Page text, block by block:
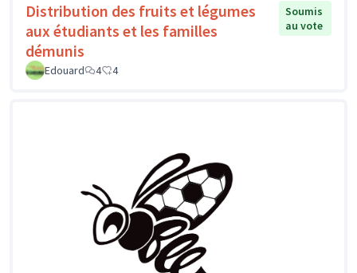
Distribution des fruits et légumes
aux étudiants et les familles
démunis
Soumis
au vote
Edouard 4 4